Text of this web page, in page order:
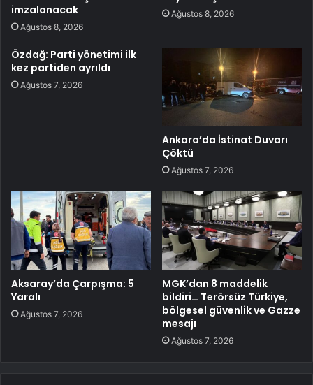
imzalanacak
Ağustos 8, 2026
Ağustos 8, 2026
Özdağ: Parti yönetimi ilk
kez partiden ayrıldı
Ağustos 7, 2026
Ankara’da İstinat Duvarı
Çöktü
Ağustos 7, 2026
Aksaray’da Çarpışma: 5
Yaralı
Ağustos 7, 2026
MGK’dan 8 maddelik
bildiri… Terörsüz Türkiye,
bölgesel güvenlik ve Gazze
mesajı
Ağustos 7, 2026